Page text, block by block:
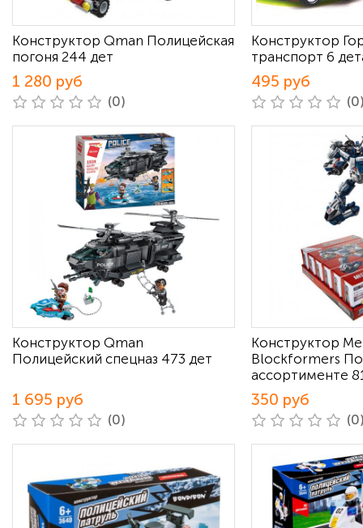
Конструктор Qman Полицейская
погоня 244 дет
1 280 руб
(0)
Конструктор
транспорт 6
495 руб
Конструктор Qman
Полицейский спецназ 473 дет
1 695 руб
(0)
Конструктор
Blockformers
ассортименте
350 руб